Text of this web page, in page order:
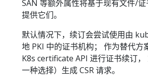
SAN 等额外属性将基于现有文件/
提供它们。
默认情况下，续订会尝试使用由
地 PKI 中的证书机构； 作为替代方
K8s certificate API 进行证书续订
一种选择）生成 CSR 请求。